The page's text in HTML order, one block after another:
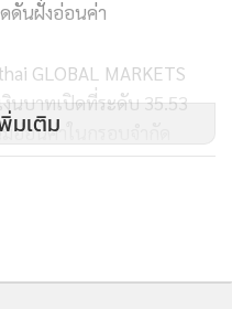
ประชุมเฟดสัปดาห์นี้
นค่าลงเล็กน้อยเมื่อเทียบกับ
านะ Long USD ก่อนที่ผู้
ด นอกจากนี้ การย่อตัวลง
าร์ (DXY) ปรับตัวลงใกล้
ปี สหรัฐฯ และเงินดอลลาร์
ดันฝั่งอ่อนค่า
GLOBAL MARKETS
งินบาทเปิดที่ระดับ 35.53
อ่อนค่าในกรอบจำกัด
มเติม